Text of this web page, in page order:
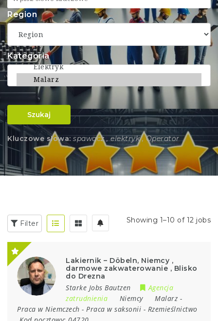
Region
Kategoria
Szukaj
Kluczowe słowa: spawacz , elektryk , Operator
Filter Showing 1–10 of 12 jobs
Lakiernik – Döbeln, Niemcy ,
darmowe zakwaterowanie , Blisko
do Drezna
Starke Jobs Bautzen
Agencja
zatrudnienia
Niemcy Malarz -
Praca w Niemczech - Praca w saksonii - Rzemieślnictwo